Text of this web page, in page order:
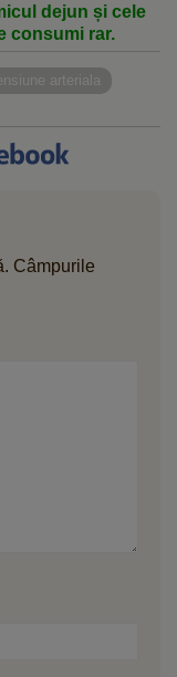
dejun și cele
consumi rar.
arteriala
Câmpurile